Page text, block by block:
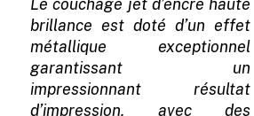
Le couchage jet d’encre haute
brillance est doté d’un effet
métallique exceptionnel
garantissant un
impressionnant résultat
d’impression, avec des